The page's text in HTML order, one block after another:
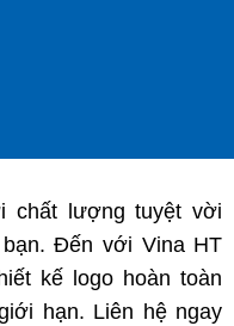
chất lượng tuyệt vời
Đến với Vina HT
kế logo hoàn toàn
hạn. Liên hệ ngay